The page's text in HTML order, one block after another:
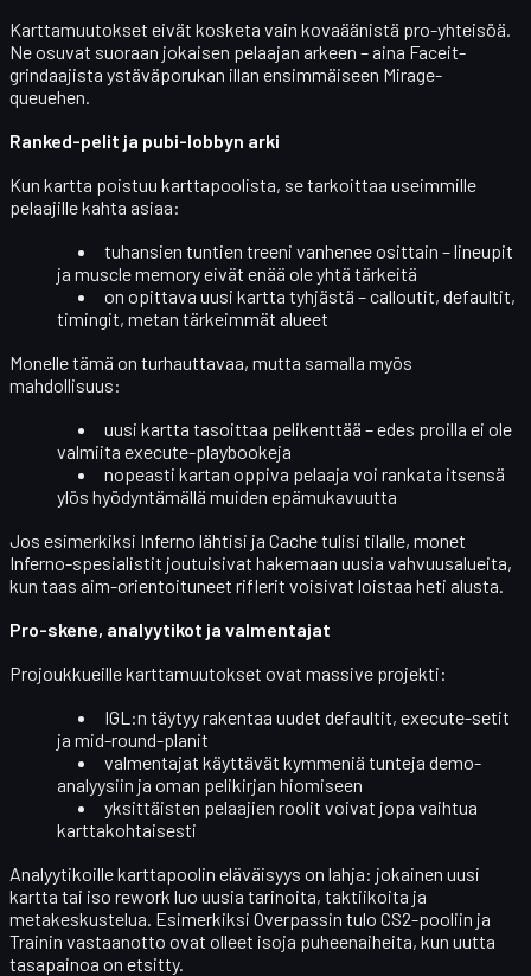
Karttamuutokset eivät kosketa vain kovaäänistä pro-yhteisöä.
Ne osuvat suoraan jokaisen pelaajan arkeen – aina Faceit-
grindaajista ystäväporukan illan ensimmäiseen Mirage-
queuehen.
Ranked-pelit ja pubi-lobbyn arki
Kun kartta poistuu karttapoolista, se tarkoittaa useimmille
pelaajille kahta asiaa:
tuhansien tuntien treeni vanhenee osittain – lineupit
ja muscle memory eivät enää ole yhtä tärkeitä
on opittava uusi kartta tyhjästä – calloutit, defaultit,
timingit, metan tärkeimmät alueet
Monelle tämä on turhauttavaa, mutta samalla myös
mahdollisuus:
uusi kartta tasoittaa pelikenttää – edes proilla ei ole
valmiita execute-playbookeja
nopeasti kartan oppiva pelaaja voi rankata itsensä
ylös hyödyntämällä muiden epämukavuutta
Jos esimerkiksi Inferno lähtisi ja Cache tulisi tilalle, monet
Inferno-spesialistit joutuisivat hakemaan uusia vahvuusalueita,
kun taas aim-orientoituneet riflerit voisivat loistaa heti alusta.
Pro-skene, analyytikot ja valmentajat
Projoukkueille karttamuutokset ovat massive projekti:
IGL:n täytyy rakentaa uudet defaultit, execute-setit
ja mid-round-planit
valmentajat käyttävät kymmeniä tunteja demo-
analyysiin ja oman pelikirjan hiomiseen
yksittäisten pelaajien roolit voivat jopa vaihtua
karttakohtaisesti
Analyytikoille karttapoolin eläväisyys on lahja: jokainen uusi
kartta tai iso rework luo uusia tarinoita, taktiikoita ja
metakeskustelua. Esimerkiksi Overpassin tulo CS2-pooliin ja
Trainin vastaanotto ovat olleet isoja puheenaiheita, kun uutta
tasapainoa on etsitty.